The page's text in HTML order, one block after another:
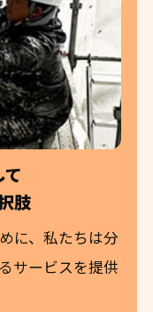
肢
に、私たちは分
サービスを提供